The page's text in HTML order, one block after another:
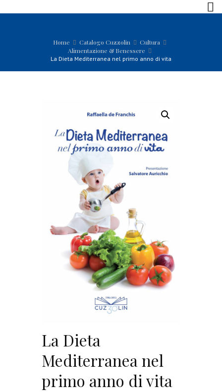
Home Catalogo Cuzzolin
Cultura
Alimentazione & Benessere
La Dieta Mediterranea nel primo anno di vita
La Dieta
Mediterranea nel
primo anno di vita